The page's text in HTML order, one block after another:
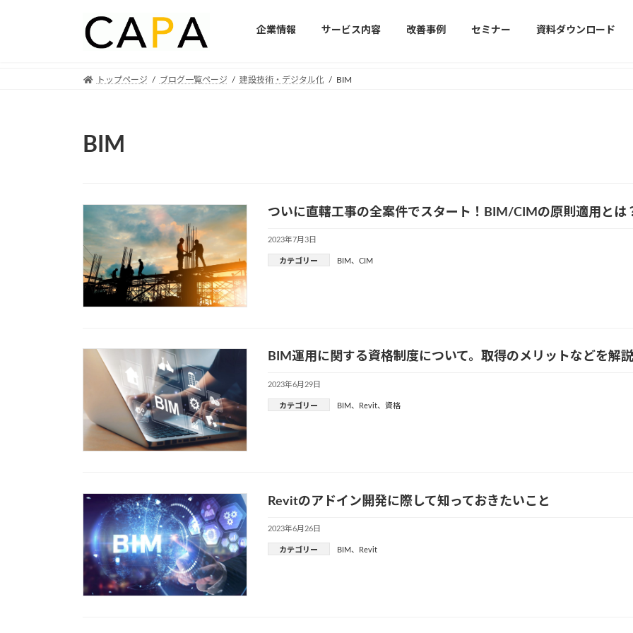
企業情報 サービス内容 改善事例 セミナー 資料ダウンロード
トップページ ブログ一覧ページ 建設技術・デジタル化 BIM
BIM
ついに直轄工事の全案件でスタート！BIM/CIMの原則適用とは
2023年7月3日
カテゴリー BIM、 CIM
BIM運用に関する資格制度について。取得のメリットなどを解
2023年6月29日
カテゴリー BIM、 Revit、 資格
Revitのアドイン開発に際して知っておきたいこと
2023年6月26日
カテゴリー BIM、 Revit